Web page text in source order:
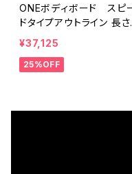
ONEボディボード スピ
ドタイプアウトライン 長
2.5センチ
¥37,125
25%OFF